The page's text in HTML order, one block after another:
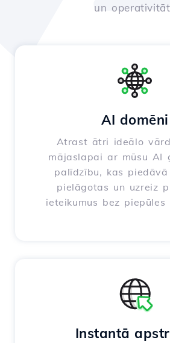
un
AI domēni
Atrast ātri ideālo
mājaslapai ar mūsu AI
palīdzību, kas piedāvā
pielāgotas un uzreiz
ieteikumus bez piepūles
Instantā